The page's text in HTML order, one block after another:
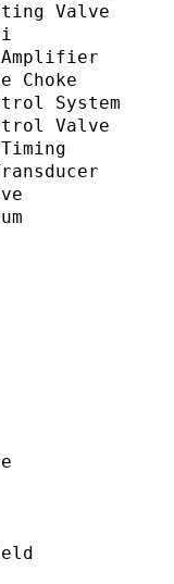
Valve
Amplifier
Choke
System
Valve